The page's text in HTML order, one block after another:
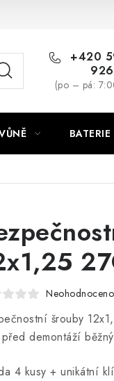
+420
926
(po – pá:
BATERIE
Neohodnoceno
šrouby
demontáží
4 kusy + unikátní